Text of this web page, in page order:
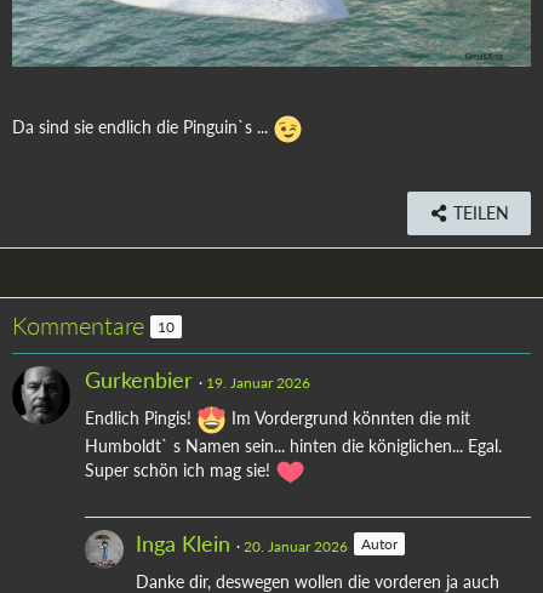
Da sind sie endlich die Pinguin`s ...
TEILEN
Kommentare 10
Gurkenbier 19. Januar 2026
Endlich Pingis!
Im Vordergrund könnten die mit
Humboldt` s Namen sein... hinten die königlichen... Egal.
Super schön ich mag sie!
Inga Klein 20. Januar 2026 Autor
Danke dir, deswegen wollen die vorderen ja auch